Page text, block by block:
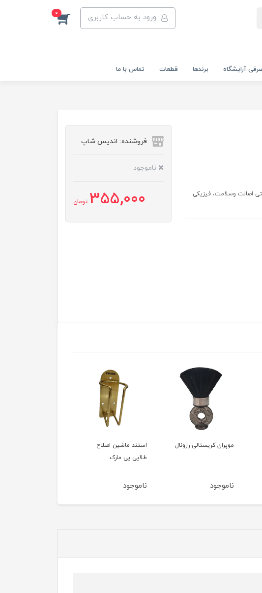
ورود به حساب کاربری 0
آرایشگاه برندها قطعات تماس با ما
گارانتی اصالت وسلامت، فیزیکی
فروشنده: اندیس شاپ
ناموجود
355,000 تومان
استند ماشین اصلاح
ناموجود
صندلی سلطنتی رزونال کد
BX-2933-1
ناموجود